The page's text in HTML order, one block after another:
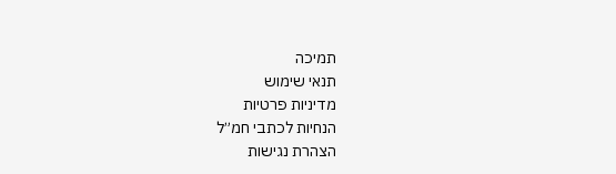
תמיכה
תנאי שימוש
מדיניות פרטיות
הנחיות לכתבי חמ״ל
הצהרת נגישות